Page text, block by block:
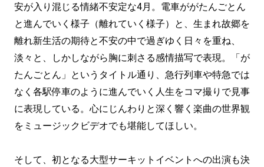
安が⼊り混じる情緒不安定な4月。電⾞ががたんごとん
と進んでいく様⼦（離れていく様⼦）と、⽣まれ故郷を
離れ新⽣活の期待と不安の中で過ぎゆく⽇々を重ね、
淡々と、しかしながら胸に刺さる感情描写で表現。「が
たんごとん」というタイトル通り、急⾏列⾞や特急では
なく各駅停⾞のように進んでいく人生をコマ撮りで見事
に表現している。⼼にじんわりと深く響く楽曲の世界観
をミュージックビデオでも堪能してほしい。
そして、初となる大型サーキットイベントへの出演も決